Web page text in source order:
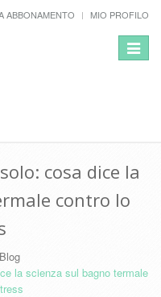
ABBONAMENTO MIO PROFILO
Toggle
cosa dice la
contro lo
Blog
la scienza sul bagno termale